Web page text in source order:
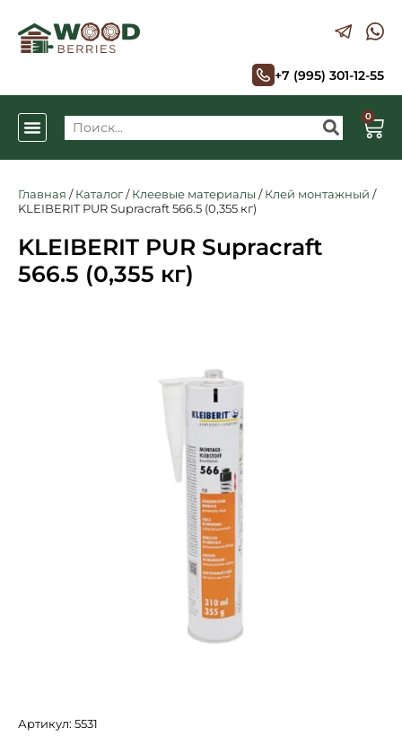
+7 (995) 301-12-55
0
Главная /Каталог/Клеевые материалы /Клей монтажный /
KLEIBERIT PUR Supracraft 566.5 (0,355 кг)
KLEIBERIT PUR Supracraft
566.5 (0,355 кг)
Артикул: 5531